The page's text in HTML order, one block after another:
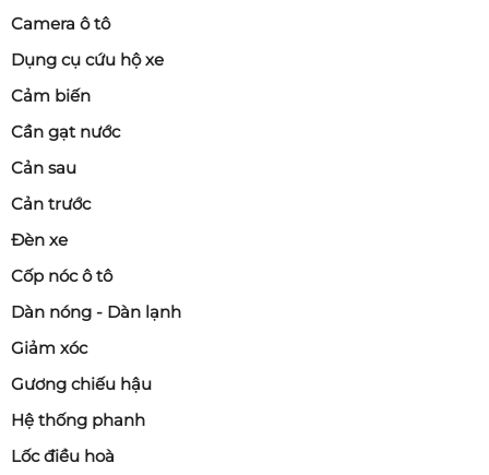
Camera ô tô
Dụng cụ cứu hộ xe
Cảm biến
Cần gạt nước
Cản sau
Cản trước
Đèn xe
Cốp nóc ô tô
Dàn nóng - Dàn lạnh
Giảm xóc
Gương chiếu hậu
Hệ thống phanh
Lốc điều hoà